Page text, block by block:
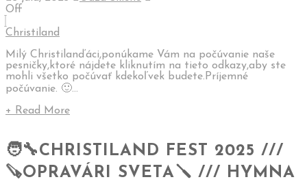
Off
Christiland
Milý Christilanďáci,ponúkame Vám na počúvanie naše
pesničky,ktoré nájdete kliknutím na tieto odkazy,aby ste
mohli všetko počúvať kdekoľvek budete.Príjemné
počúvanie. 🙂...
+ Read More
🧑‍🔧CHRISTILAND FEST 2025 ///
🪚OPRAVÁRI SVETA🪛 /// HYMNA